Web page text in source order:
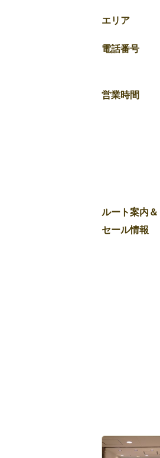
エリア
電話番号
営業時間
ルート案内＆
セール情報